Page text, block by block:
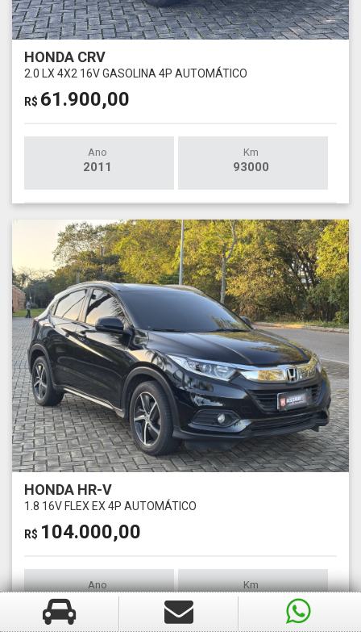
HONDA CRV
2.0 LX 4X2 16V GASOLINA 4P AUTOMÁTICO
R$ 61.900,00
Ano
2011
Km
93000
HONDA HR-V
1.8 16V FLEX EX 4P AUTOMÁTICO
R$ 104.000,00
Ano Km
43000